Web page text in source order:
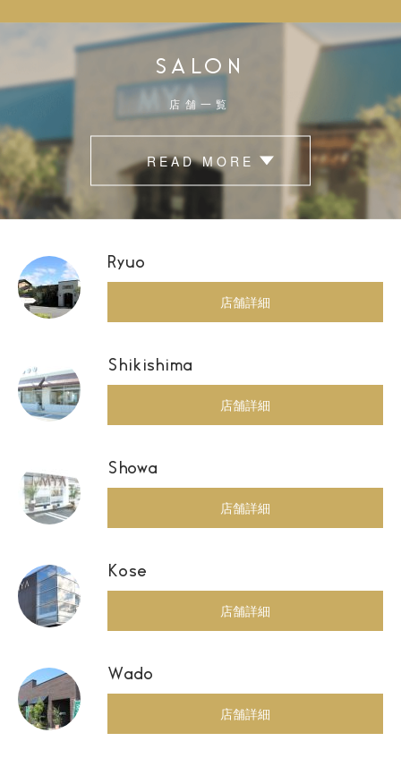
SALON
店舗一覧
READ MORE
Ryuo
店舗詳細
Shikishima
店舗詳細
Showa
店舗詳細
Kose
店舗詳細
Wado
店舗詳細